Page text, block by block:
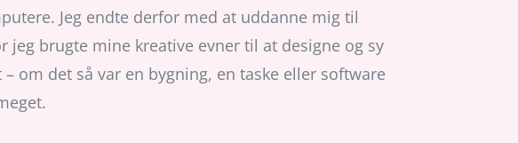
Jeg endte derfor med at uddanne mig til
brugte mine kreative evner til at designe og sy
om det så var en bygning, en taske eller software